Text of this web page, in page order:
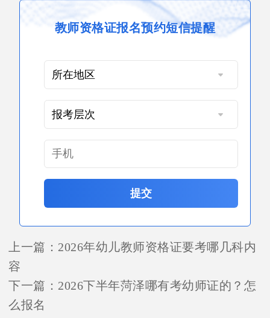
教师资格证报名预约短信提醒
提交
上一篇： 2026年幼儿教师资格证要考哪几科内
容
下一篇： 2026下半年菏泽哪有考幼师证的？怎
么报名